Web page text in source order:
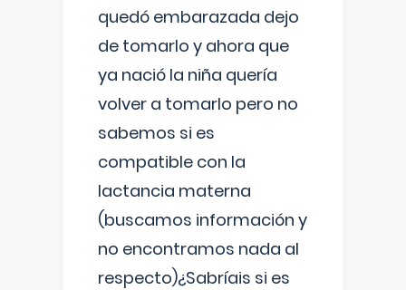
quedó embarazada dejo
de tomarlo y ahora que
ya nació la niña quería
volver a tomarlo pero no
sabemos si es
compatible con la
lactancia materna
(buscamos información y
no encontramos nada al
respecto)¿Sabríais si es